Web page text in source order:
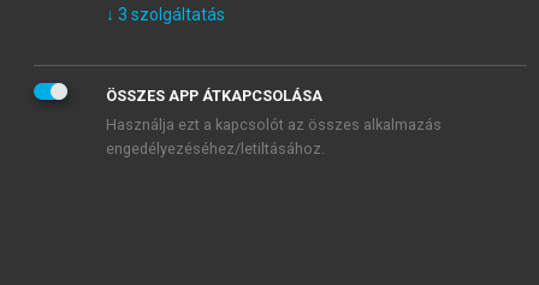
KIPRÓBÁLOM
↓ 3 szolgáltatás
ÖSSZES APP ÁTKAPCSOLÁSA
Használja ezt a kapcsolót az összes alkalmazás
engedélyezéséhez/letiltásához.